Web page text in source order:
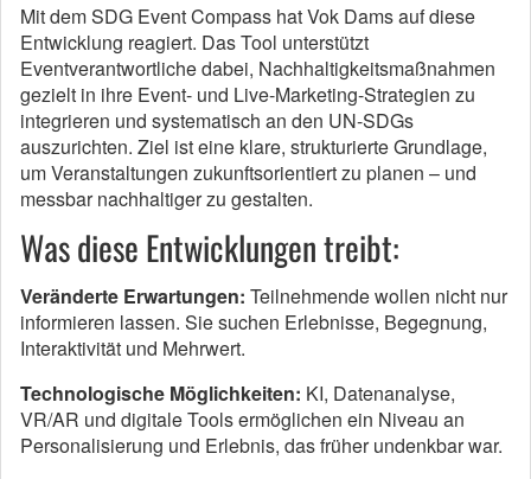
Mit dem SDG Event Compass hat Vok Dams auf diese
Entwicklung reagiert. Das Tool unterstützt
Eventverantwortliche dabei, Nachhaltigkeitsmaßnahmen
gezielt in ihre Event- und Live-Marketing-Strategien zu
integrieren und systematisch an den UN-SDGs
auszurichten. Ziel ist eine klare, strukturierte Grundlage,
um Veranstaltungen zukunftsorientiert zu planen – und
messbar nachhaltiger zu gestalten.
Was diese Entwicklungen treibt:
Veränderte Erwartungen: Teilnehmende wollen nicht nur
informieren lassen. Sie suchen Erlebnisse, Begegnung,
Interaktivität und Mehrwert.
Technologische Möglichkeiten: KI, Datenanalyse,
VR/AR und digitale Tools ermöglichen ein Niveau an
Personalisierung und Erlebnis, das früher undenkbar war.